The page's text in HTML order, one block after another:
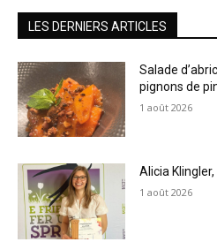
LES DERNIERS ARTICLES
Salade
pignons de
1 août 2026
Alicia
1 août 2026